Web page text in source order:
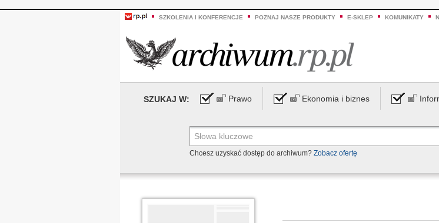
SZKOLENIA I KONFERENCJE POZNAJ NASZE PRODUKTY E-SKLEP KOMUNIKATY
SZUKAJ W: Prawo Ekonomia i biznes
Chcesz uzyskać dostęp do archiwum? Zobacz ofertę